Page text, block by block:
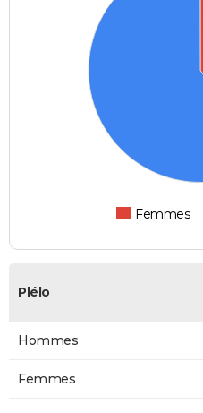
Femmes
Plélo
Hommes
Femmes